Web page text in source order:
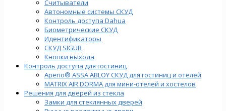
Считыватели
Автономные системы СКУД
Контроль доступа Dahua
Биометрические СКУД
Идентификаторы
СКУД SIGUR
Кнопки выхода
Контроль доступа для гостиниц
Aperio® ASSA ABLOY СКУД для гостиниц и отелей
MATRIX AIR DORMA для мини-отелей и хостелов
Решения для дверей из стекла
Замки для стеклянных дверей